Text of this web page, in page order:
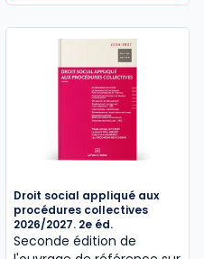
Droit social appliqué aux
procédures collectives
2026/2027. 2e éd.
Seconde édition de